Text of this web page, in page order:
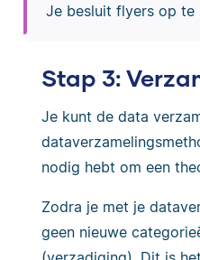
Je besluit flyers op te
Stap 3:
Je kunt de data
nodig hebt om een
Zodra je met je
geen nieuwe